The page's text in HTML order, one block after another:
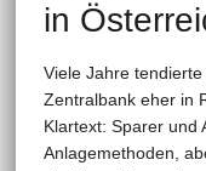
in
Viele Jahre
Zentralbank eher in
Klartext: Sparer und
Anlagemethoden,